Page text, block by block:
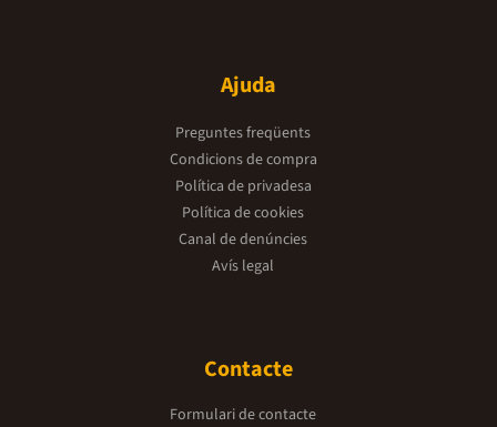
Ajuda
Preguntes freqüents
Condicions de compra
Política de privadesa
Política de cookies
Canal de denúncies
Avís legal
Contacte
Formulari de contacte